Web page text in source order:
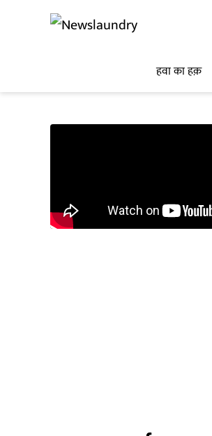
हवा का हक़